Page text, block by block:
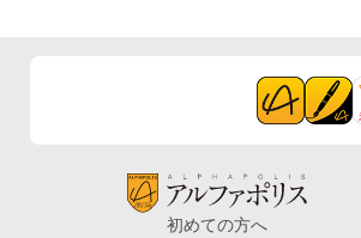
初めての方へ